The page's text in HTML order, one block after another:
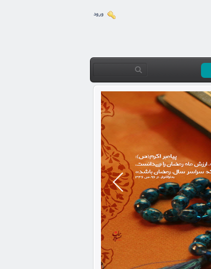
ورود